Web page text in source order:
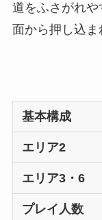
道をふさがれ
面から押し込ま
基本構成
エリア2
エリア3・6
プレイ人数